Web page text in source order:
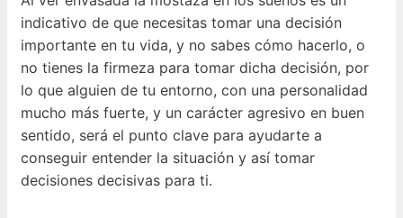
indicativo de que necesitas tomar una decisión
importante en tu vida, y no sabes cómo hacerlo, o
no tienes la firmeza para tomar dicha decisión, por
lo que alguien de tu entorno, con una personalidad
mucho más fuerte, y un carácter agresivo en buen
sentido, será el punto clave para ayudarte a
conseguir entender la situación y así tomar
decisiones decisivas para ti.